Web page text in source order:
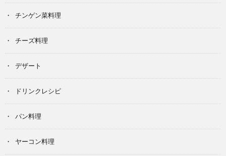
チンゲン菜料理
チーズ料理
デザート
ドリンクレシピ
パン料理
ヤーコン料理